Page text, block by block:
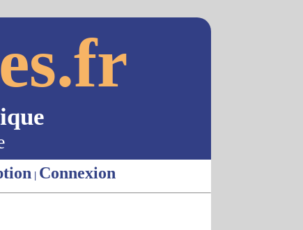
| Connexion